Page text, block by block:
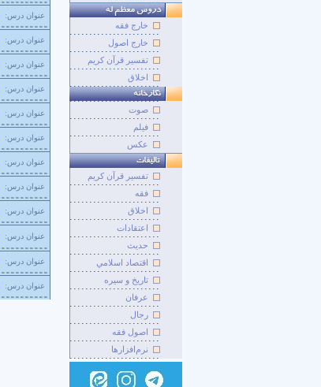
عنوان درس:
عنوان درس:
عنوان درس:
عنوان درس:
عنوان درس:
عنوان درس:
عنوان درس:
عنوان درس:
عنوان درس:
عنوان درس:
عنوان درس:
عنوان درس:
خارج فقه
خارج اصول
تفسیر قرآن کریم
اخلاق
صوت
فيلم
عکس
تفسير قرآن کريم
فقه
اخلاق
اعتقادات
حديث
اقتصاد اسلامي
تاريخ و سيره
عرفان
رجال
اصول فقه
نرم‌افزارها